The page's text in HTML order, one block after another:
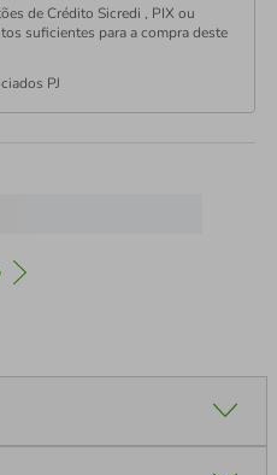
de Crédito Sicredi , PIX ou
suficientes para a compra deste
PJ